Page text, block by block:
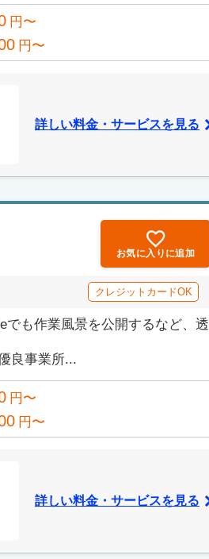
円〜
円〜
詳しい料金・サービスを見る
お気に入りに追加
クレジットカードOK
でも作業風景を公開するなど、透
良事業所...
円〜
円〜
詳しい料金・サービスを見る